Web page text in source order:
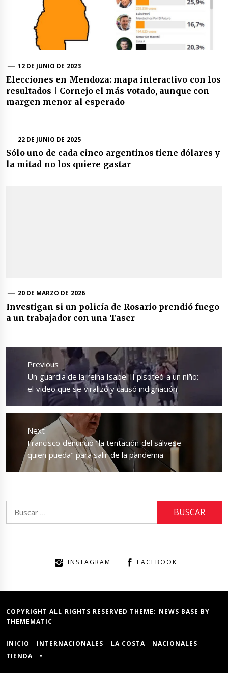
12 DE JUNIO DE 2023
Elecciones en Mendoza: mapa interactivo con los
resultados | Cornejo el más votado, aunque con
margen menor al esperado
22 DE JUNIO DE 2025
Sólo uno de cada cinco argentinos tiene dólares y
la mitad no los quiere gastar
20 DE MARZO DE 2026
Investigan si un policía de Rosario prendió fuego
a un trabajador con una Taser
Navegación
entradas
Previous
Previous
post:
Un guardia de la reina Isabel II pisoteó a un niño:
el video que se viralizó y causó indignación
Next
Next
post:
Francisco denunció "la tentación del sálvese
quien pueda" para salir de la pandemia
INSTAGRAM FACEBOOK
COPYRIGHT ALL RIGHTS RESERVED THEME: NEWS BASE BY
THEMEMATIC
INICIO INTERNACIONALES LA COSTA
NACIONALES
TIENDA
•